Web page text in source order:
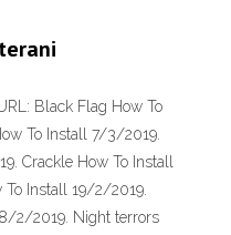
Black Flag How To
To Install 7/3/2019.
Crackle How To Install
Install 19/2/2019.
2/2019. Night terrors